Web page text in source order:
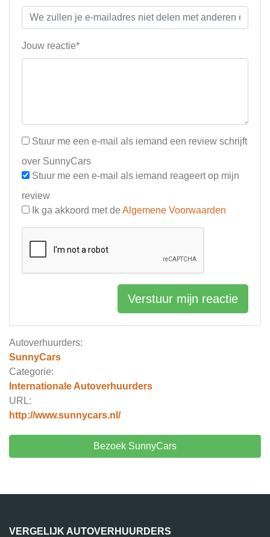
Autoverhuurders:
SunnyCars
Categorie:
Internationale Autoverhuurders
URL:
http://www.sunnycars.nl/
Bezoek SunnyCars
Jouw reactie*
Stuur me een e-mail als iemand een review schrijft
over SunnyCars
Stuur me een e-mail als iemand reageert op mijn
review
Ik ga akkoord met de Algemene Voorwaarden
Verstuur mijn reactie
VERGELIJK AUTOVERHUURDERS